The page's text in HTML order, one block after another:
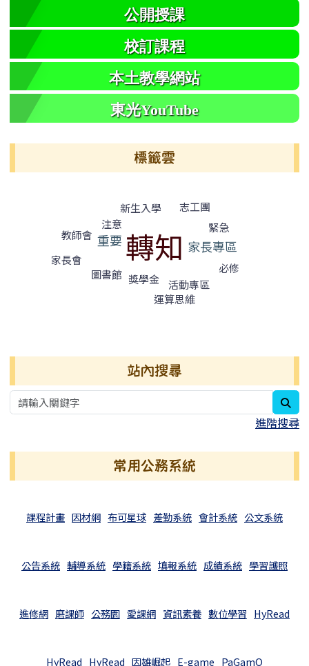
公開授課
校訂課程
本土教學網站
東光YouTube
標籤雲
新生入學
志工團
教師會
注意
重要 轉知 緊急
家長專區
家長會
圖書館 獎學金
必修
活動專區
運算思維
站內搜尋
進階搜尋
常用公務系統
課程計畫 因材網 布可星球 差勤系統 會計系統 公文系統
公告系統 輔導系統 學籍系統 填報系統 成績系統 學習護照
進修網 磨課師 公務園 愛課網 資訊素養 數位學習 HyRead
HyRead HyRead 因雄崛起 E-game PaGamO